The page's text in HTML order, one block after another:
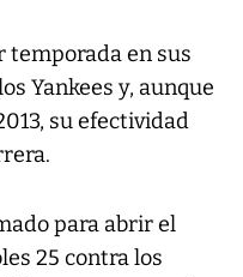
temporada en sus
Yankees y, aunque
su efectividad
para abrir el
25 contra los